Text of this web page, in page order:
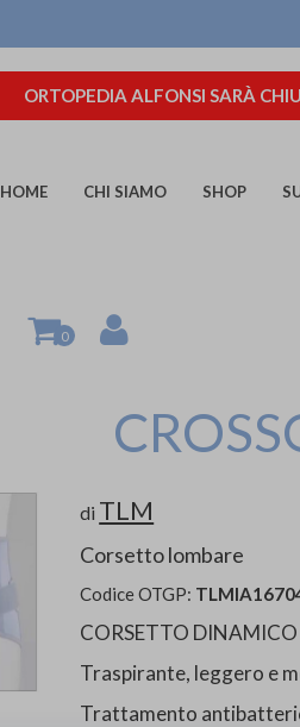
ORTOPEDIA ALFONSI SARÀ
HOME CHI SIAMO SHOP
0
di TLM
Corsetto lombare
Codice OTGP:
CORSETTO
Traspirante, leggero e
Trattamento